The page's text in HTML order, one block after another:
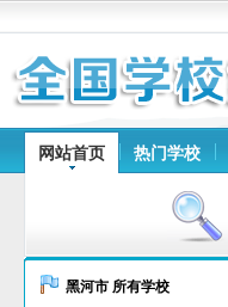
网站首页 热门学校
黑河市 所有学校